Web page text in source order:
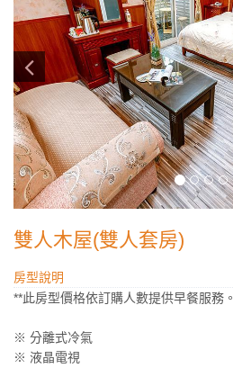
雙人木屋(雙人套房)
房型說明
**此房型價格依訂購人數提供早餐服務。
※ 分離式冷氣
※ 液晶電視